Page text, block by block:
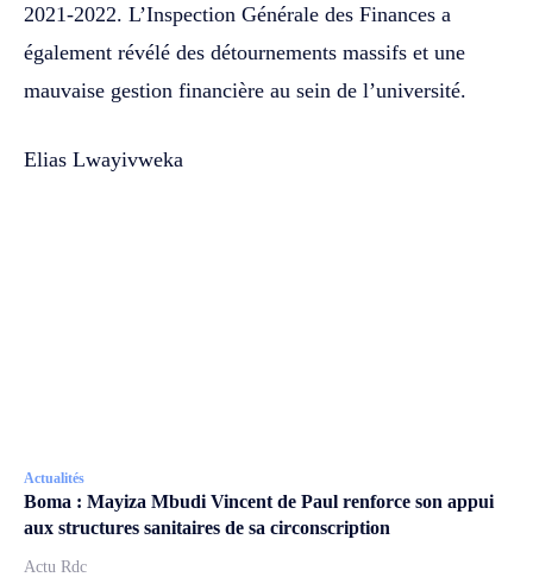
2021-2022. L’Inspection Générale des Finances a
également révélé des détournements massifs et une
mauvaise gestion financière au sein de l’université.
Elias Lwayivweka
Actualités
Boma : Mayiza Mbudi Vincent de Paul renforce son appui
aux structures sanitaires de sa circonscription
Actu Rdc